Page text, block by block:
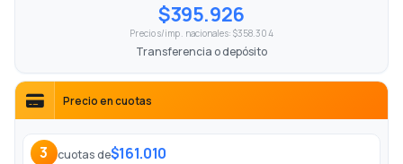
$395.926
Precio s/imp. nacionales: $358.304
Transferencia o depósito
Precio en cuotas
3 cuotas de$161.010